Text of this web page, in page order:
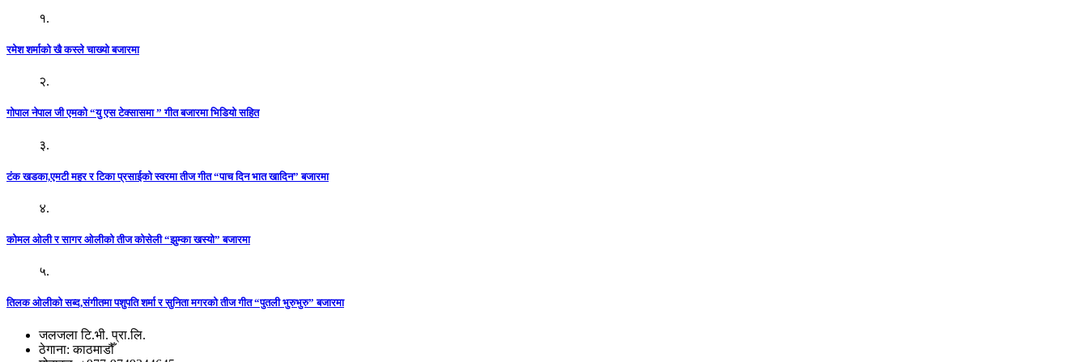
१.
रमेश शर्माको खै कस्ले चाख्यो बजारमा
२.
गोपाल नेपाल जी एमको “यु एस टेक्सासमा ” गीत बजारमा भिडियो सहित
३.
टंक खडका,एमटी महर र टिका प्रसाईको स्वरमा तीज गीत “पाच दिन भात खादिन” बजारमा
४.
कोमल ओली र सागर ओलीको तीज कोसेली “झुम्का खस्यो” बजारमा
५.
तिलक ओलीको सब्द,संगीतमा पशुपति शर्मा र सुनिता मगरको तीज गीत “पुतली भुरुभुरु” बजारमा
जलजला टि.भी. प्रा.लि.
ठेगाना: काठमाडौँ